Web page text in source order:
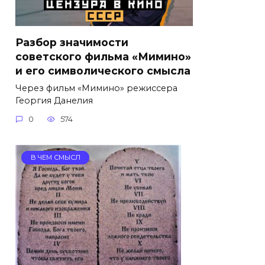
Разбор значимости
советского фильма «Мимино»
и его символического смысла
Через фильм «Мимино» режиссера
Георгия Данелия
0 574
В ЧЕМ СМЫСЛ